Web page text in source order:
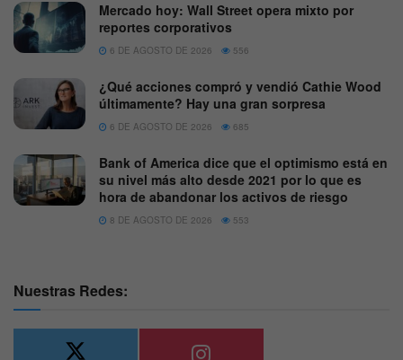
Mercado hoy: Wall Street opera mixto por
reportes corporativos
6 DE AGOSTO DE 2026 556
¿Qué acciones compró y vendió Cathie Wood
últimamente? Hay una gran sorpresa
6 DE AGOSTO DE 2026 685
Bank of America dice que el optimismo está en
su nivel más alto desde 2021 por lo que es
hora de abandonar los activos de riesgo
8 DE AGOSTO DE 2026 553
Nuestras Redes: